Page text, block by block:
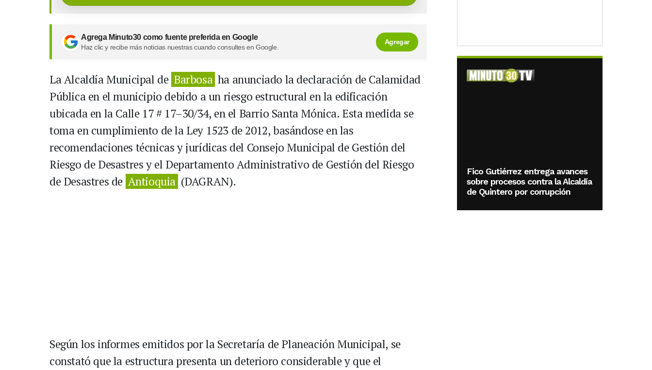
Agrega Minuto30 como fuente preferida en Google
Haz clic y recibe más noticias nuestras cuando consultes en Google.
Agregar
La Alcaldía Municipal de Barbosa ha anunciado la declaración de Calamidad
Pública en el municipio debido a un riesgo estructural en la edificación
ubicada en la Calle 17 # 17–30/34, en el Barrio Santa Mónica. Esta medida se
toma en cumplimiento de la Ley 1523 de 2012, basándose en las
recomendaciones técnicas y jurídicas del Consejo Municipal de Gestión del
Riesgo de Desastres y el Departamento Administrativo de Gestión del Riesgo
de Desastres de Antioquia (DAGRAN).
Según los informes emitidos por la Secretaría de Planeación Municipal, se
constató que la estructura presenta un deterioro considerable y que el
Fico Gutiérrez entrega avances
sobre procesos contra la Alcaldía
de Quintero por corrupción